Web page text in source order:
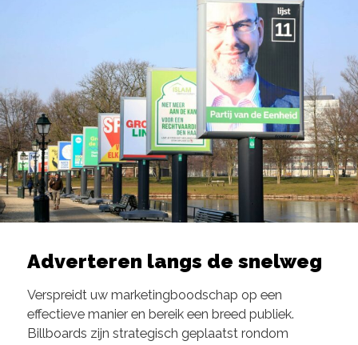
Adverteren langs de snelweg
Verspreidt uw marketingboodschap op een
effectieve manier en bereik een breed publiek.
Billboards zijn strategisch geplaatst rondom